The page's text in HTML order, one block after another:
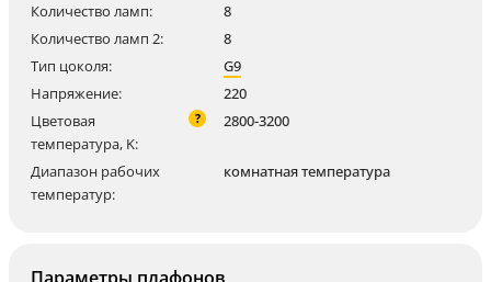
Количество ламп:
8
Количество ламп 2:
8
Тип цоколя:
G9
Напряжение:
220
Цветовая
температура, K:
? 2800-3200
Диапазон рабочих
температур:
комнатная температура